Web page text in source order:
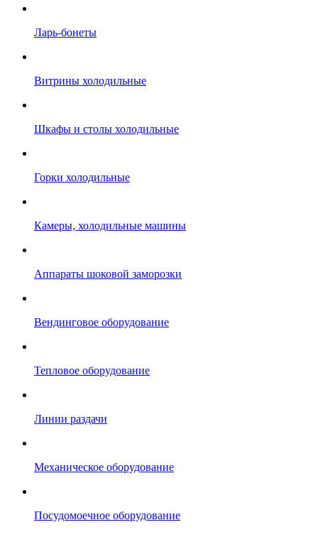
Ларь-бонеты
Витрины холодильные
Шкафы и столы холодильные
Горки холодильные
Камеры, холодильные машины
Аппараты шоковой заморозки
Вендинговое оборудование
Тепловое оборудование
Линии раздачи
Механическое оборудование
Посудомоечное оборудование